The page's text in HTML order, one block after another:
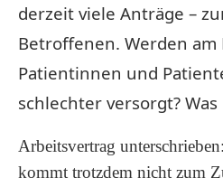
derzeit viele Anträge –
Betroffenen. Werden am
Patientinnen und
schlechter versorgt?
Arbeitsvertrag
kommt trotzdem nicht zum